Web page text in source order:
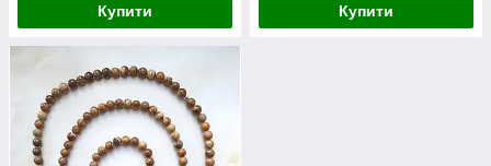
Купити Купити